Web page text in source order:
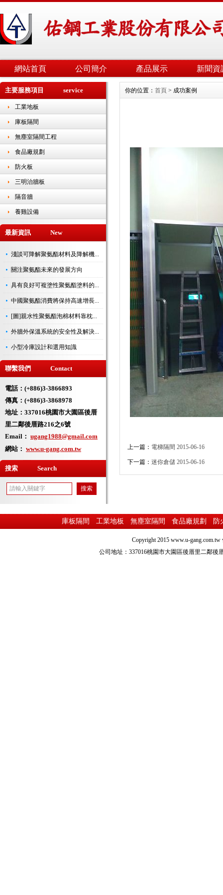
網站首頁 公司簡介 產品展示 新聞資
主要服務項目 service
工業地板
庫板隔間
無塵室隔間工程
食品廠規劃
防火板
三明治牆板
隔音牆
養雞設備
最新資訊 New
淺談可降解聚氨酯材料及降解機...
關注聚氨酯未來的發展方向
具有良好可複塗性聚氨酯塗料的...
中國聚氨酯消費將保持高速增長...
[圖]親水性聚氨酯泡棉材料靠枕...
外牆外保溫系統的安全性及解決...
小型冷庫設計和選用知識
聯繫我們 Contact
電話：(+886)3-3866893
傳真：(+886)3-3868978
地址： 337016桃園市大園區後厝
里二鄰後厝路216之6號
Email： ugang1988@gmail.com
網站： www.u-gang.com.tw
搜索 Search
你的位置： 首頁 > 成功案例
上一篇： 電梯隔間 2015-06-16
下一篇： 迷你倉儲 2015-06-16
庫板隔間 工業地板 無塵室隔間 食品廠規劃 防
Copyright 2015 www.u-gang.com.tw
公司地址：337016桃園市大園區後厝里二鄰後